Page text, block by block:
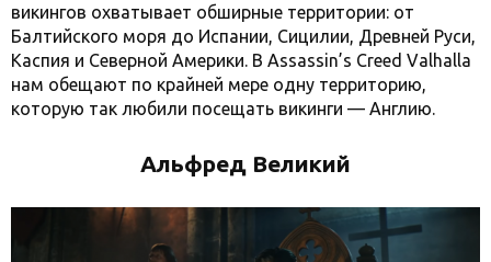
викингов охватывает обширные территории: от
Балтийского моря до Испании, Сицилии, Древней Руси,
Каспия и Северной Америки. В Assassin’s Creed Valhalla
нам обещают по крайней мере одну территорию,
которую так любили посещать викинги — Англию.
Альфред Великий